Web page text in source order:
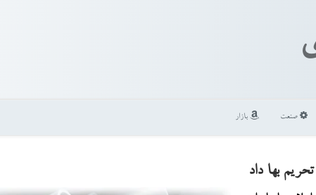
صنعت بازار
بها داد